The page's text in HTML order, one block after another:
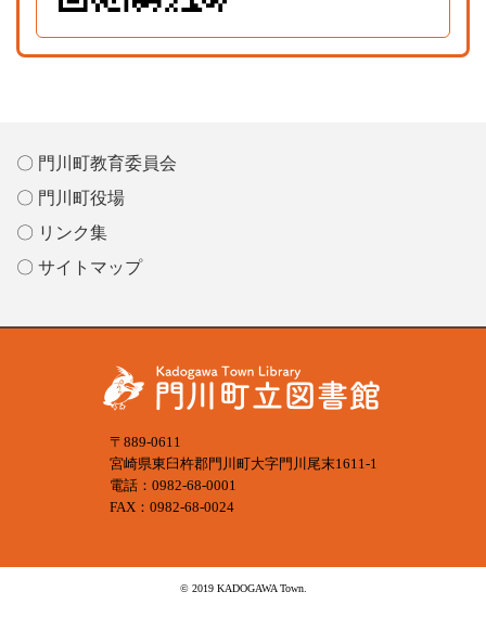
〇 門川町教育委員会
〇 門川町役場
〇 リンク集
〇 サイトマップ
〒889-0611
宮崎県東臼杵郡門川町大字門川尾末1611-1
電話：0982-68-0001
FAX：0982-68-0024
© 2019 KADOGAWA Town.